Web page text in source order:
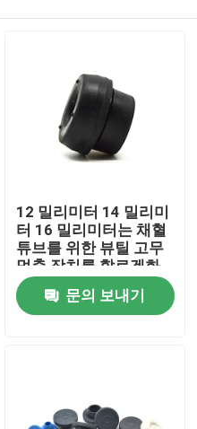
12 밀리미터 14 밀리미
터 16 밀리미터는 채혈
튜브를 위한 뷰틸 고무
멈춤 장치를 할로겐화
했습니다
문의 보내기